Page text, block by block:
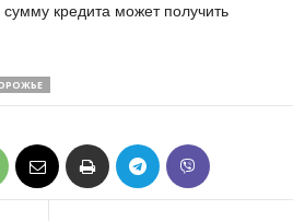
кредита может получить